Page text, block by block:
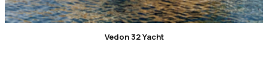
Vedon 32 Yacht